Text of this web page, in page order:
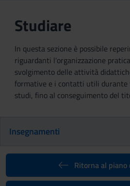
Studiare
In questa sezione è possibile
riguardanti l'organizzazione
svolgimento delle attività
formative e i contatti utili durante
studi, fino al conseguimento del
Insegnamenti
Ritorna al